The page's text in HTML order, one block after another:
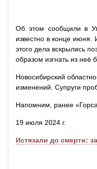
Об этом сообщили в
известно в конце
этого дела вскрылись
образом изгнать из неё
Новосибирский
изменений. Супруги
Напомним, ранее
19 июля 2024 г.
Истязали до смерти: